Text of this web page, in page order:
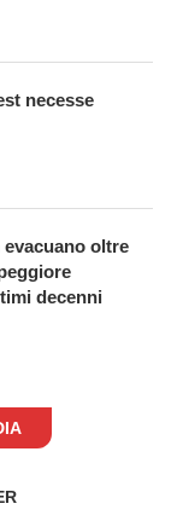
necesse
evacuano oltre
decenni